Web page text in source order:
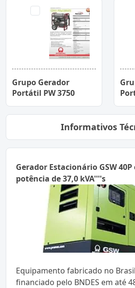
Grupo Gerador
Portátil PW 3750
Informativos
Gerador Estacionário GSW
potência de 37,0 kVA''''s
Equipamento fabricado no
financiado pelo BNDES em até